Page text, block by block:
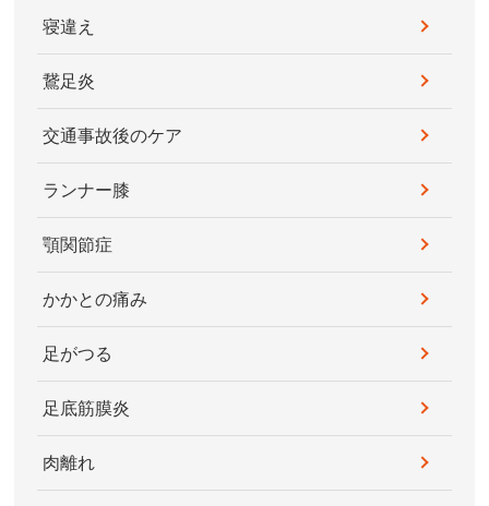
寝違え
鵞足炎
交通事故後のケア
ランナー膝
顎関節症
かかとの痛み
足がつる
足底筋膜炎
肉離れ